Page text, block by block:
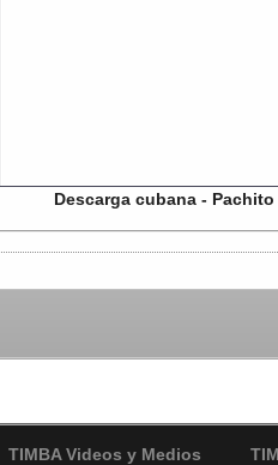
Descarga cubana -
TIMBA Videos y Medios